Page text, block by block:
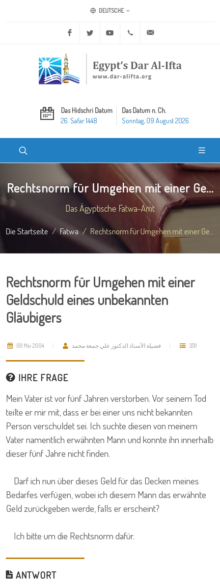
DEUTSCHE
Facebook Twitter Youtube +20 2 25970400
Das Hidschri Datum
26. Safar 1448
Das Datum n. Ch.
Sonntag, 09 August 2026
Rechtsnorm für Umgehen mit einer Ge...
Das Ägyptische Fatwa-Amt
Die Startseite Fatwa Rechtsnorm für Umgehen mit einer Ge...
Rechtsnorm für Umgehen mit einer
Geldschuld eines unbekannten
Gläubigers
09 Mai 2004 فضيلة الأستاذ الدكتور علي جمعة محمد 3511
IHRE FRAGE
Mein Vater ist vor fünf Jahren verstorben. Vor seinem Tod
teilte er mir mit, dass er bei einer uns nicht bekannten
Person verschuldet sei. Ich suchte diesen von meinem
Vater namentlich erwähnten Mann und konnte ihn innerhalb
dieser fünf Jahre nicht finden.
Darf ich nun über dieses Geld für das Decken meines
Bedarfes verfügen, wobei ich diesem Mann das erwähnte
Geld zurückgeben werde, falls er erscheint?
Ich bitte um die Rechtsnorm dafür.
ANTWORT